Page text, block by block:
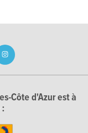
Côte d'Azur est à